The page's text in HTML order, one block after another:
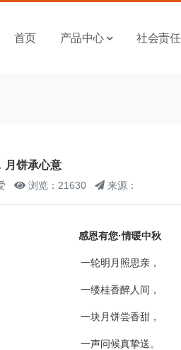
首页 产品中心 社会责任
月饼承心意
浏览：21630 来源：
感恩有您·情暖中秋
一轮明月照思亲，
一缕桂香醉人间，
一块月饼尝香甜，
一声问候真挚送。